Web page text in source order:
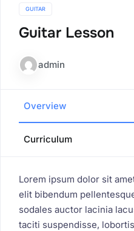
GUITAR
Guitar Lesson
admin
Overview
Curriculum
Lorem ipsum dolor sit
elit bibendum
sodales auctor lacinia
taciti suspendisse,